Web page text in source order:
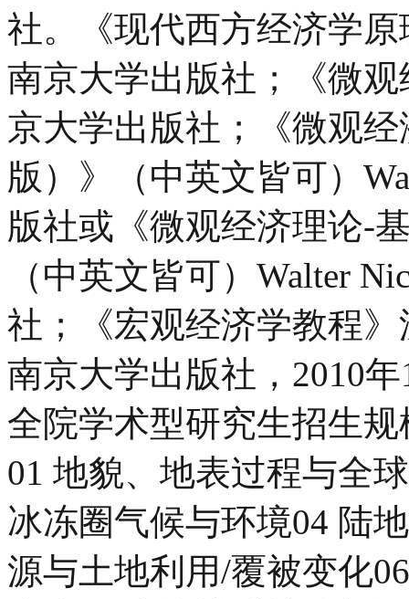
社。《现代西方经济学
南京大学出版社；《微
京大学出版社；《微观
版）》（中英文皆可）
版社或《微观经济理论-
（中英文皆可）Walter
社；《宏观经济学教程
南京大学出版社，2010
全院学术型研究生招生
01 地貌、地表过程与全
冰冻圈气候与环境04 陆
源与土地利用/覆被变化